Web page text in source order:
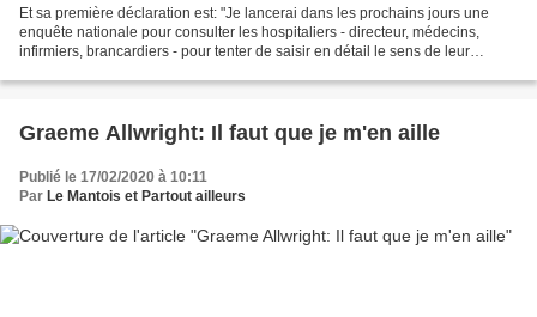
Et sa première déclaration est: "Je lancerai dans les prochains jours une
enquête nationale pour consulter les hospitaliers - directeur, médecins,
infirmiers, brancardiers - pour tenter de saisir en détail le sens de leur
Graeme Allwright: Il faut que je m'en aille
Publié le 17/02/2020 à 10:11
Par Le Mantois et Partout ailleurs